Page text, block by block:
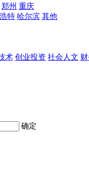
郑州 重庆
特 哈尔滨 其他
术 创业投资 社会人文
确定